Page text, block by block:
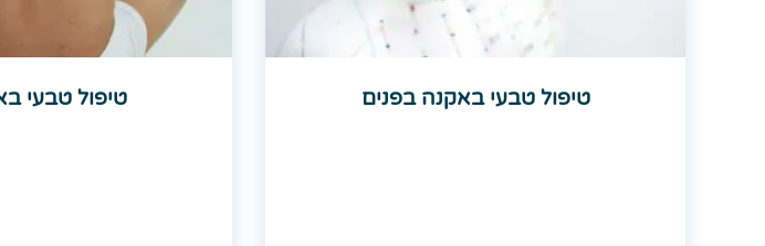
טיפול טבעי באקנה בפנים טיפול טבעי